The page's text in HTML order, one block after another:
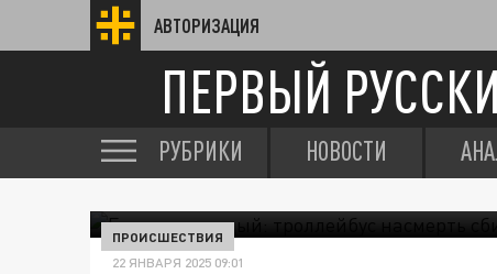
АВТОРИЗАЦИЯ
ПЕРВЫЙ
РУБРИКИ НОВОСТИ
ПРОИСШЕСТВИЯ
22 ЯНВАРЯ 2025 09:01